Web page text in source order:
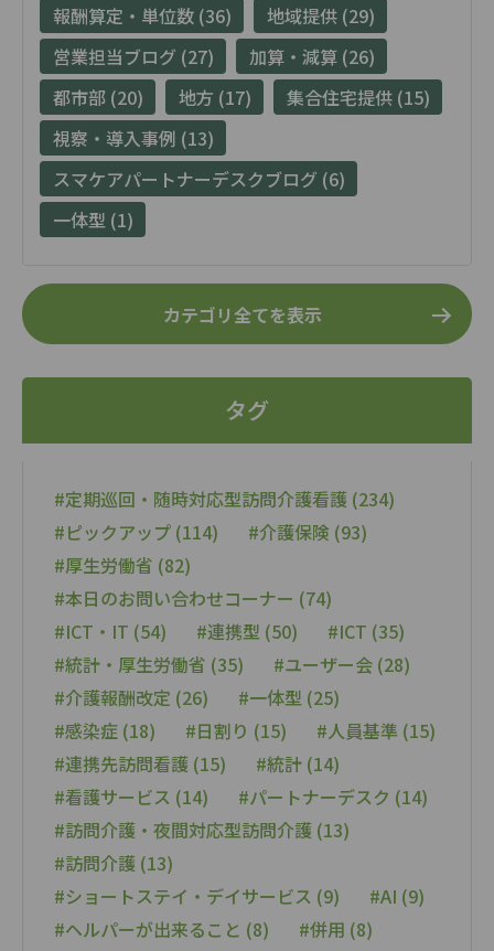
報酬算定・単位数 (36)
地域提供 (29)
営業担当ブログ (27)
加算・減算 (26)
都市部 (20)
地方 (17)
集合住宅提供 (15)
視察・導入事例 (13)
スマケアパートナーデスクブログ (6)
一体型 (1)
カテゴリ全てを表示
タグ
#定期巡回・随時対応型訪問介護看護 (234)
#ピックアップ (114)
#介護保険 (93)
#厚生労働省 (82)
#本日のお問い合わせコーナー (74)
#ICT・IT (54)
#連携型 (50)
#ICT (35)
#統計・厚生労働省 (35)
#ユーザー会 (28)
#介護報酬改定 (26)
#一体型 (25)
#感染症 (18)
#日割り (15)
#人員基準 (15)
#連携先訪問看護 (15)
#統計 (14)
#看護サービス (14)
#パートナーデスク (14)
#訪問介護・夜間対応型訪問介護 (13)
#訪問介護 (13)
#ショートステイ・デイサービス (9)
#AI (9)
#ヘルパーが出来ること (8)
#併用 (8)